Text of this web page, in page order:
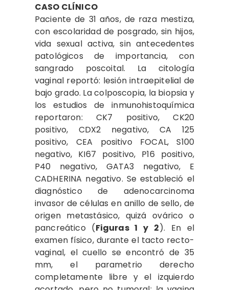
CASO CLÍNICO
Paciente de 31 años, de raza mestiza,
con escolaridad de posgrado, sin hijos,
vida sexual activa, sin antecedentes
patológicos de importancia, con
sangrado poscoital. La citología
vaginal reportó: lesión intraepitelial de
bajo grado. La colposcopia, la biopsia y
los estudios de inmunohistoquímica
reportaron: CK7 positivo, CK20
positivo, CDX2 negativo, CA 125
positivo, CEA positivo FOCAL, S100
negativo, KI67 positivo, P16 positivo,
P40 negativo, GATA3 negativo, E
CADHERINA negativo. Se estableció el
diagnóstico de adenocarcinoma
invasor de células en anillo de sello, de
origen metastásico, quizá ovárico o
pancreático (Figuras 1 y 2). En el
examen físico, durante el tacto recto-
vaginal, el cuello se encontró de 35
mm, el parametrio derecho
completamente libre y el izquierdo